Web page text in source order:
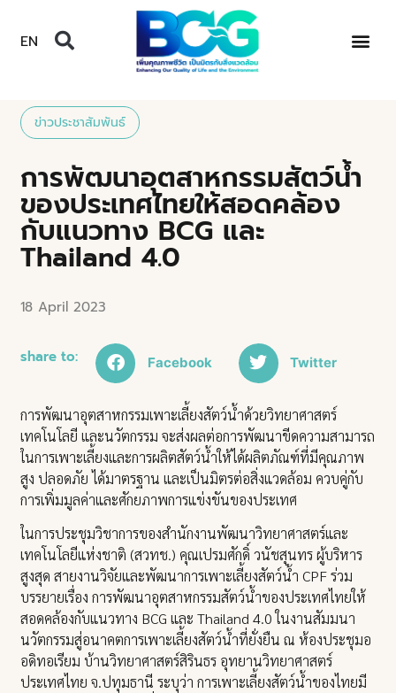
EN
ข่าวประชาสัมพันธ์
การพัฒนาอุตสาหกรรมสัตว์น้ำ
ของประเทศไทยให้สอดคล้อง
กับแนวทาง BCG และ
Thailand 4.0
18 April 2023
share to: Facebook Twitter
การพัฒนาอุตสาหกรรมเพาะเลี้ยงสัตว์น้ำด้วยวิทยาศาสตร์
เทคโนโลยี และนวัตกรรม จะส่งผลต่อการพัฒนาขีดความสามารถ
ในการเพาะเลี้ยงและการผลิตสัตว์น้ำให้ได้ผลิตภัณฑ์ที่มีคุณภาพ
สูง ปลอดภัย ได้มาตรฐาน และเป็นมิตรต่อสิ่งแวดล้อม ควบคู่กับ
การเพิ่มมูลค่าและศักยภาพการแข่งขันของประเทศ
ในการประชุมวิชาการของสำนักงานพัฒนาวิทยาศาสตร์และ
เทคโนโลยีแห่งชาติ (สวทช.) คุณเปรมศักดิ์ วนัชสุนทร ผู้บริหาร
สูงสุด สายงานวิจัยและพัฒนาการเพาะเลี้ยงสัตว์น้ำ CPF ร่วม
บรรยายเรื่อง การพัฒนาอุตสาหกรรมสัตว์น้ำของประเทศไทยให้
สอดคล้องกับแนวทาง BCG และ Thailand 4.0 ในงานสัมมนา
นวัตกรรมสู่อนาคตการเพาะเลี้ยงสัตว์น้ำที่ยั่งยืน ณ ห้องประชุมอ
อดิทอเรียม บ้านวิทยาศาสตร์สิรินธร อุทยานวิทยาศาสตร์
ประเทศไทย จ.ปทุมธานี ระบุว่า การเพาะเลี้ยงสัตว์น้ำของไทยมี